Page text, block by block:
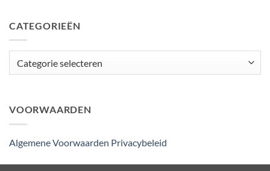
CATEGORIEËN
VOORWAARDEN
Algemene Voorwaarden Privacybeleid